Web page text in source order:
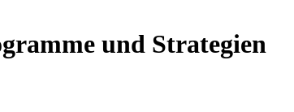
und Strategien